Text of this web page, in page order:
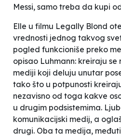
Messi, samo treba da kupi
Elle u filmu Legally Blond
vrednosti jednog takvog
pogled funkcioniše preko
opisao Luhmann: kreiraju se
mediji koji deluju unutar
tako što u potpunosti
nezavisno od toga kakve
u drugim podsistemima.
komunikacijski medij, a
drugi. Oba ta medija,